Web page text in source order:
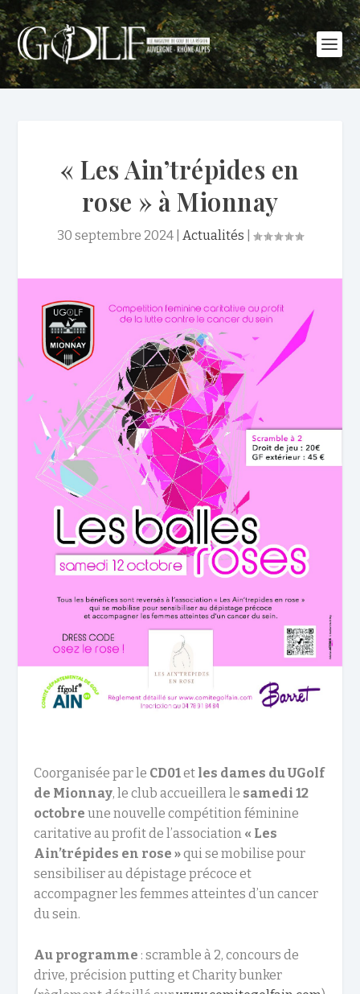
« Les Ain’trépides en
rose » à Mionnay
30 septembre 2024 Actualités
Coorganisée par le CD01et les dames du UGolf
de Mionnay, le club accueillera le samedi 12
octobre une nouvelle compétition féminine
caritative au profit de l’association « Les
Ain’trépides en rose »qui se mobilise pour
sensibiliser au dépistage précoce et
accompagner les femmes atteintes d’un cancer
du sein.
Au programme : scramble à 2, concours de
drive, précision putting et Charity bunker